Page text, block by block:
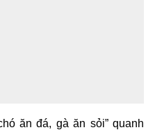
ăn đá, gà ăn sỏi” quanh